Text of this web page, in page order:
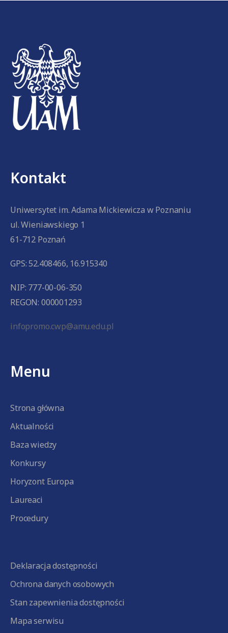
Kontakt
Uniwersytet im. Adama Mickiewicza w Poznaniu
ul. Wieniawskiego 1
61-712 Poznań
GPS: 52.408466, 16.915340
NIP: 777-00-06-350
REGON: 000001293
infopromo.cwp@amu.edu.pl
Menu
Strona główna
Aktualności
Baza wiedzy
Konkursy
Horyzont Europa
Laureaci
Procedury
Deklaracja dostępności
Ochrona danych osobowych
Stan zapewnienia dostępności
Mapa serwisu